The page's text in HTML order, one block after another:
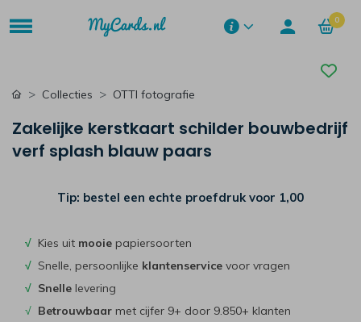
0
Collecties OTTI fotografie
Zakelijke kerstkaart schilder bouwbedrijf
verf splash blauw paars
Tip: bestel een echte proefdruk voor 1,00
√ Kies uit mooie papiersoorten
√ Snelle, persoonlijke klantenservice voor vragen
√ Snelle levering
√ Betrouwbaar met cijfer 9+ door 9.850+ klanten